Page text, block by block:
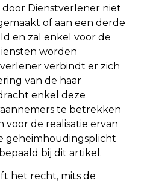
Dienstverlener niet
of aan een derde
en zal enkel voor de
worden
verbindt er zich
van de haar
enkel deze
te betrekken
voor de realisatie ervan
geheimhoudingsplicht
bij dit artikel.
het recht, mits de